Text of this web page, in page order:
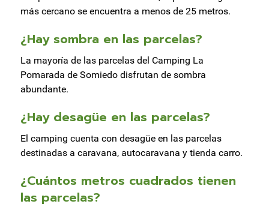
más cercano se encuentra a menos de 25 metros.
¿Hay sombra en las parcelas?
La mayoría de las parcelas del Camping La
Pomarada de Somiedo disfrutan de sombra
abundante.
¿Hay desagüe en las parcelas?
El camping cuenta con desagüe en las parcelas
destinadas a caravana, autocaravana y tienda carro.
¿Cuántos metros cuadrados tienen
las parcelas?